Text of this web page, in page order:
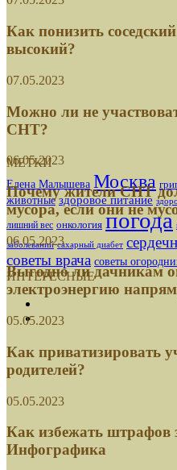
Можно ли не
Почему жители СНТ
Выгодно ли дачникам
электроэнергию
05.05.2023
Как приватизировать
родителей?
Как избежать штрафов
Как решать
МЕТКИ
Елена Малышева Москва
животные здоровое питание
лишний вес онкология погода
заболеваний сахарный диабет
советы врача советы
ИНТЕРЕСНЫЕ